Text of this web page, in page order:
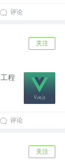
评论
关注
程
评论
关注